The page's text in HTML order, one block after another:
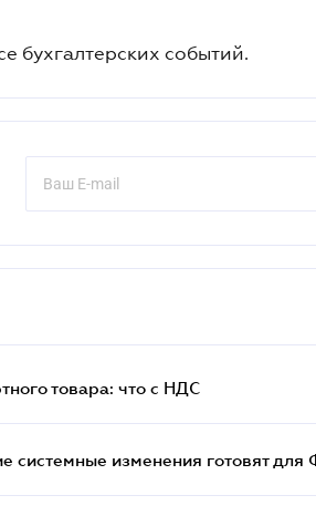
бухгалтерских событий.
товара: что c НДС
системные изменения готовят для